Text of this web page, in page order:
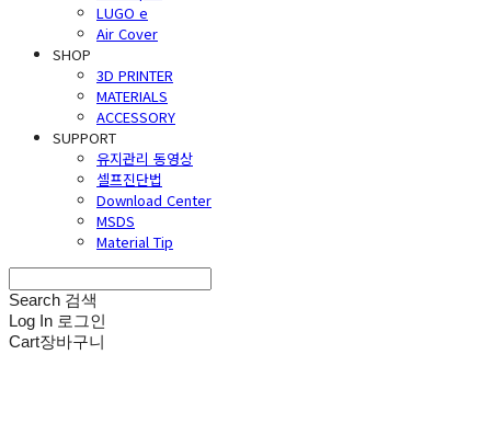
LUGO e
Air Cover
SHOP
3D PRINTER
MATERIALS
ACCESSORY
SUPPORT
유지관리 동영상
셀프진단법
Download Center
MSDS
Material Tip
Search 검색
Log In 로그인
Cart장바구니